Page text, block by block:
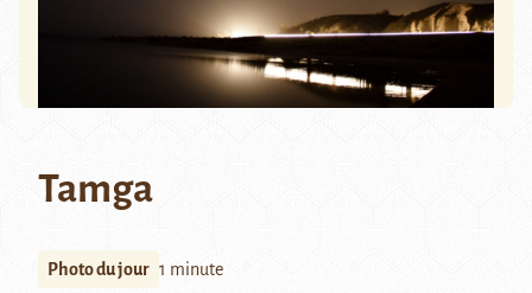
Tamga
Photo du jour 1 minute